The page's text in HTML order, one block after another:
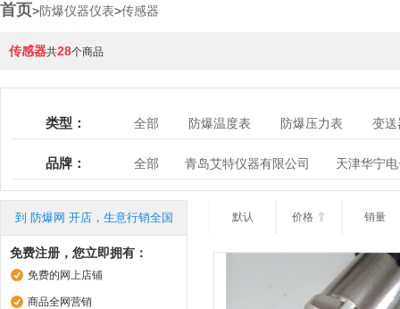
首页>防爆仪器仪表>传感器
传感器共28个商品
类型： 全部 防爆温度表 防爆压力表
变送
品牌： 全部 青岛艾特仪器有限公司 天津华宁
到 防爆网 开店，生意行销全国
免费注册，您立即拥有：
免费的网上店铺
商品全网营销
默认 价格  销量